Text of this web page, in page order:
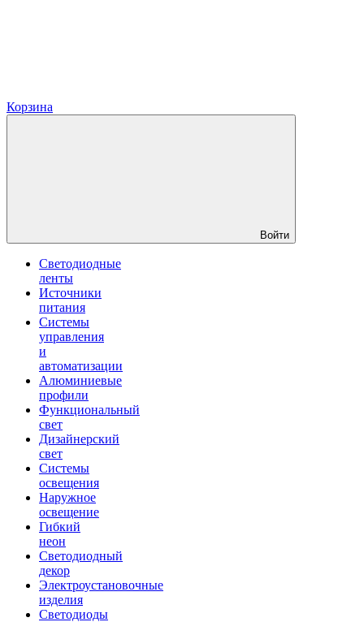
Корзина
Войти
Светодиодные
ленты
Источники
питания
Системы
управления
и
автоматизации
Алюминиевые
профили
Функциональный
свет
Дизайнерский
свет
Системы
освещения
Наружное
освещение
Гибкий
неон
Светодиодный
декор
Электроустановочные
изделия
Светодиоды